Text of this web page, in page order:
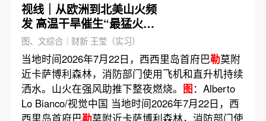
视线｜从欧洲到北美山火频
发 高温干旱催生“最猛火灾
季”
图、文综合｜财新 王莹（实习）
当地时间2026年7月22日，西西里岛首府巴勒莫附
近卡萨博利森林，消防部门使用飞机和直升机持续
洒水。山火在强风助推下整夜燃烧。 图：Alberto
Lo Bianco/视觉中国 当地时间2026年7月22日，西